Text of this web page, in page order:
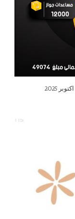
2025